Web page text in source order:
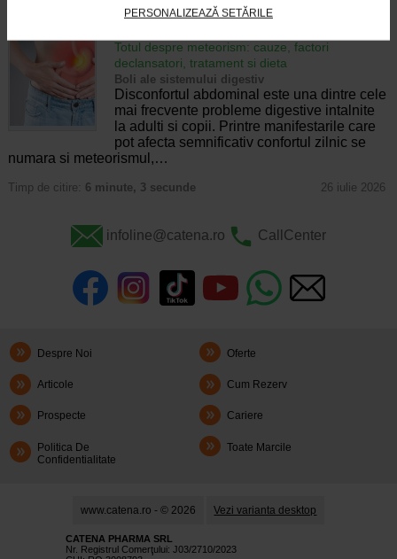
PERSONALIZEAZĂ SETĂRILE
4 minute, 55 secunde
Totul despre meteorism: cauze, factori
declansatori, tratament si dieta
Boli ale sistemului digestiv
Disconfortul abdominal este una dintre cele
mai frecvente probleme digestive intalnite
la adulti si copii. Printre manifestarile care
pot afecta semnificativ confortul zilnic se
numara si meteorismul,…
Timp de citire: 6 minute, 3 secunde 26 iulie 2026
infoline@catena.ro CallCenter
Despre Noi Oferte
Articole Cum Rezerv
Prospecte Cariere
Politica De
Confidentialitate
Toate Marcile
www.catena.ro - © 2026 Vezi varianta desktop
CATENA PHARMA SRL
Nr. Registrul Comerţului: J03/2710/2023